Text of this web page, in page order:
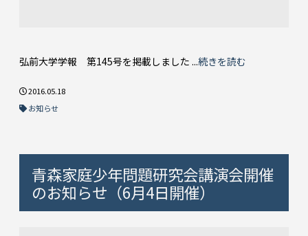
弘前大学学報 第145号を掲載しました ...続きを読む
2016.05.18
お知らせ
青森家庭少年問題研究会講演会開催
のお知らせ（6月4日開催）